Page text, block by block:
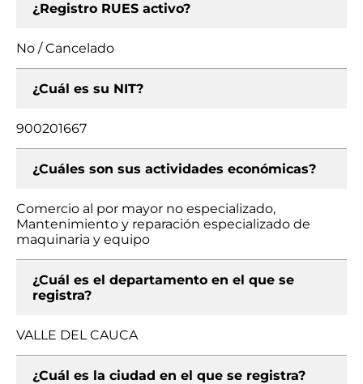
¿Registro RUES activo?
No / Cancelado
¿Cuál es su NIT?
900201667
¿Cuáles son sus actividades económicas?
Comercio al por mayor no especializado,
Mantenimiento y reparación especializado de
maquinaria y equipo
¿Cuál es el departamento en el que se
registra?
VALLE DEL CAUCA
¿Cuál es la ciudad en el que se registra?